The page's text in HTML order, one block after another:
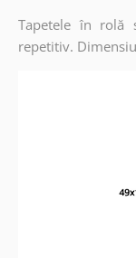
Tapetele în rolă
repetitiv.